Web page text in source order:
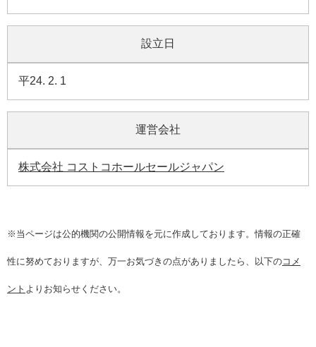
設立日
平24. 2. 1
運営会社
株式会社 コストコホールセールジャパン
※当ページは公的機関の公開情報を元に作成しております。情報の正確
性に努めておりますが、万一お気づきの点がありましたら、以下のコメ
ント よりお知らせください。